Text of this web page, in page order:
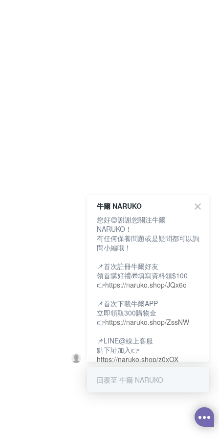
牛爾 NARUKO
您好😊謝謝您關注牛爾
NARUKO！
有任何保養問題或是疑問都可以詢
問小編哦！
📌首次註冊牛爾好友
領首購好禮🎁填寫資料領$100
👉https://naruko.shop/JQx6o
📌首次下載牛爾APP
立即領取300購物金
👉https://naruko.shop/ZssNW
📌LINE@線上客服
點下址加入👉
https://naruko.shop/z0xOX
📌電話客服：02-26581707
回覆至 牛爾 NARUKO